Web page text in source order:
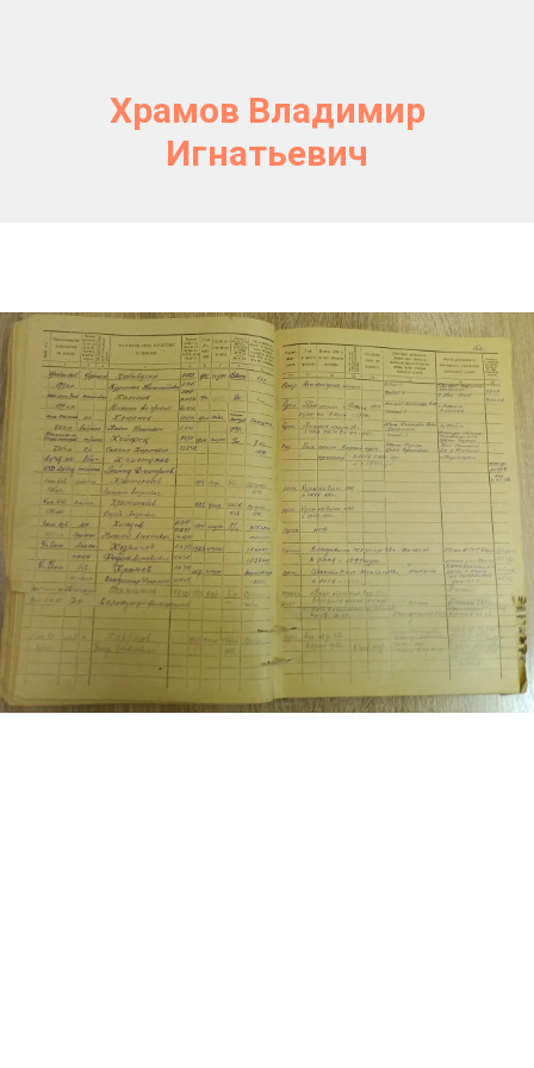
Храмов Владимир
Игнатьевич